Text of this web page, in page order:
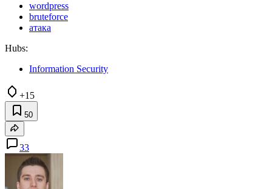
wordpress
bruteforce
атака
Hubs:
Information Security
+15
50
33